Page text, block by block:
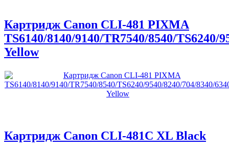
Картридж Canon CLI-481 PIXMA
TS6140/8140/9140/TR7540/8540/TS6240/
Yellow
Картридж Canon CLI-481C XL Black